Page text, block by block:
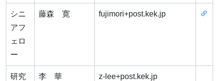
シニ
アフ
ェロ
ー
藤森 寛 fujimori+post.kek.jp
研究
李 華 z-lee+post.kek.jp